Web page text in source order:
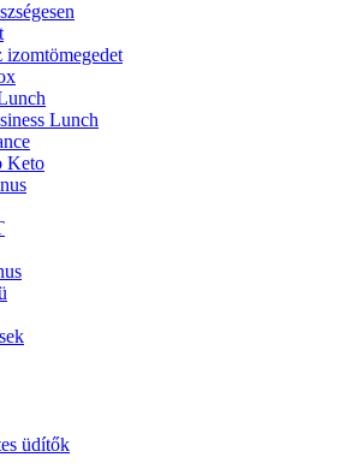
izomtömegedet
Lunch
Keto
üdítők